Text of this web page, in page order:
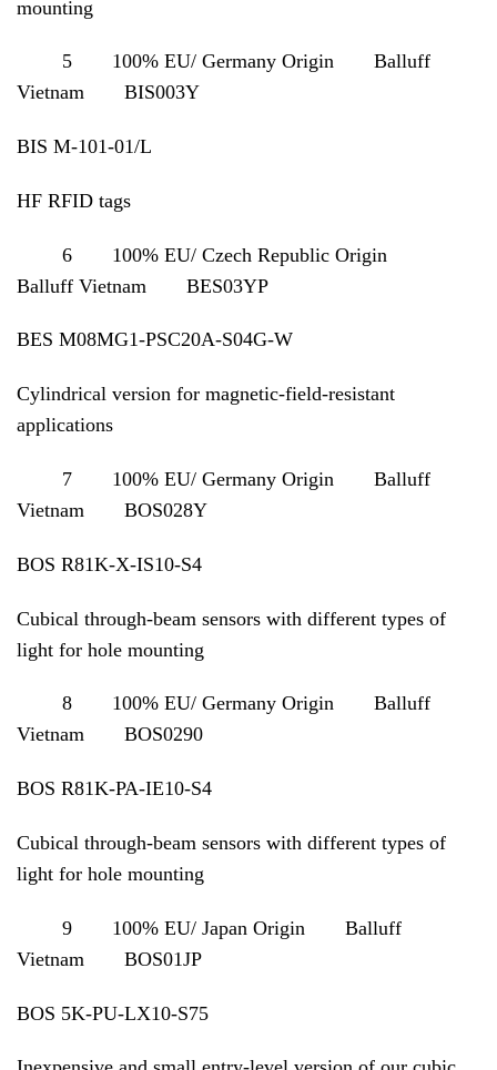
mounting
5 100% EU/ Germany Origin Balluff
Vietnam BIS003Y
BIS M-101-01/L
HF RFID tags
6 100% EU/ Czech Republic Origin
Balluff Vietnam BES03YP
BES M08MG1-PSC20A-S04G-W
Cylindrical version for magnetic-field-resistant
applications
7 100% EU/ Germany Origin Balluff
Vietnam BOS028Y
BOS R81K-X-IS10-S4
Cubical through-beam sensors with different types of
light for hole mounting
8 100% EU/ Germany Origin Balluff
Vietnam BOS0290
BOS R81K-PA-IE10-S4
Cubical through-beam sensors with different types of
light for hole mounting
9 100% EU/ Japan Origin Balluff
Vietnam BOS01JP
BOS 5K-PU-LX10-S75